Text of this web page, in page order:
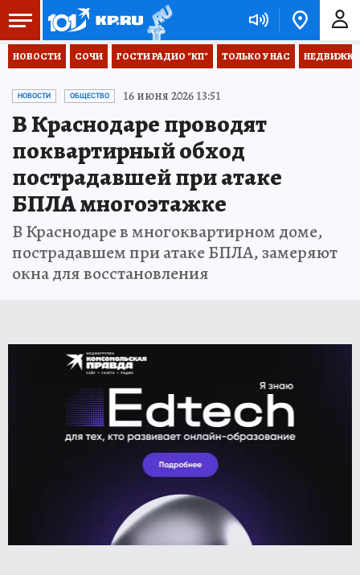
НОВОСТИ СОЧИ ГОСТИ РАДИО "КП" ТОЛЬКО У НАС НЕДВИЖКА
НОВОСТИ ОБЩЕСТВО 16 июня 2026 13:51
В Краснодаре проводят
поквартирный обход
пострадавшей при атаке
БПЛА многоэтажке
В Краснодаре в многоквартирном доме,
пострадавшем при атаке БПЛА, замеряют
окна для восстановления